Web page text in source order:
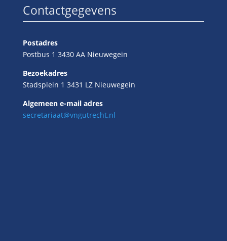
Contactgegevens
Postadres
Postbus 1 3430 AA Nieuwegein
Bezoekadres
Stadsplein 1 3431 LZ Nieuwegein
Algemeen e-mail adres
secretariaat@vngutrecht.nl